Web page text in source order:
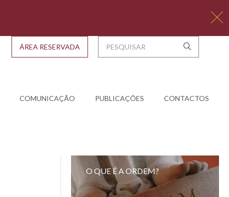
COMUNICAÇÃO PUBLICAÇÕES CONTACTOS
ÁREA RESERVADA
O QUE É A ORDEM?